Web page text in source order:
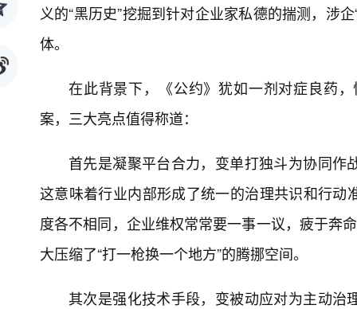
义的“黑历史”挖掘到针对企业家私德的揣测，涉
体。
在此背景下，《公约》犹如一剂对症良药
案，三大亮点值得称道：
首先是凝聚平台合力，变单打独斗为协同
这意味着行业内部形成了统一的治理共识和行
度各不相同，企业维权常常要一事一议，疲于奔
大压缩了“打一枪换一个地方”的腾挪空间。
其次是强化技术手段，变被动应对为主动